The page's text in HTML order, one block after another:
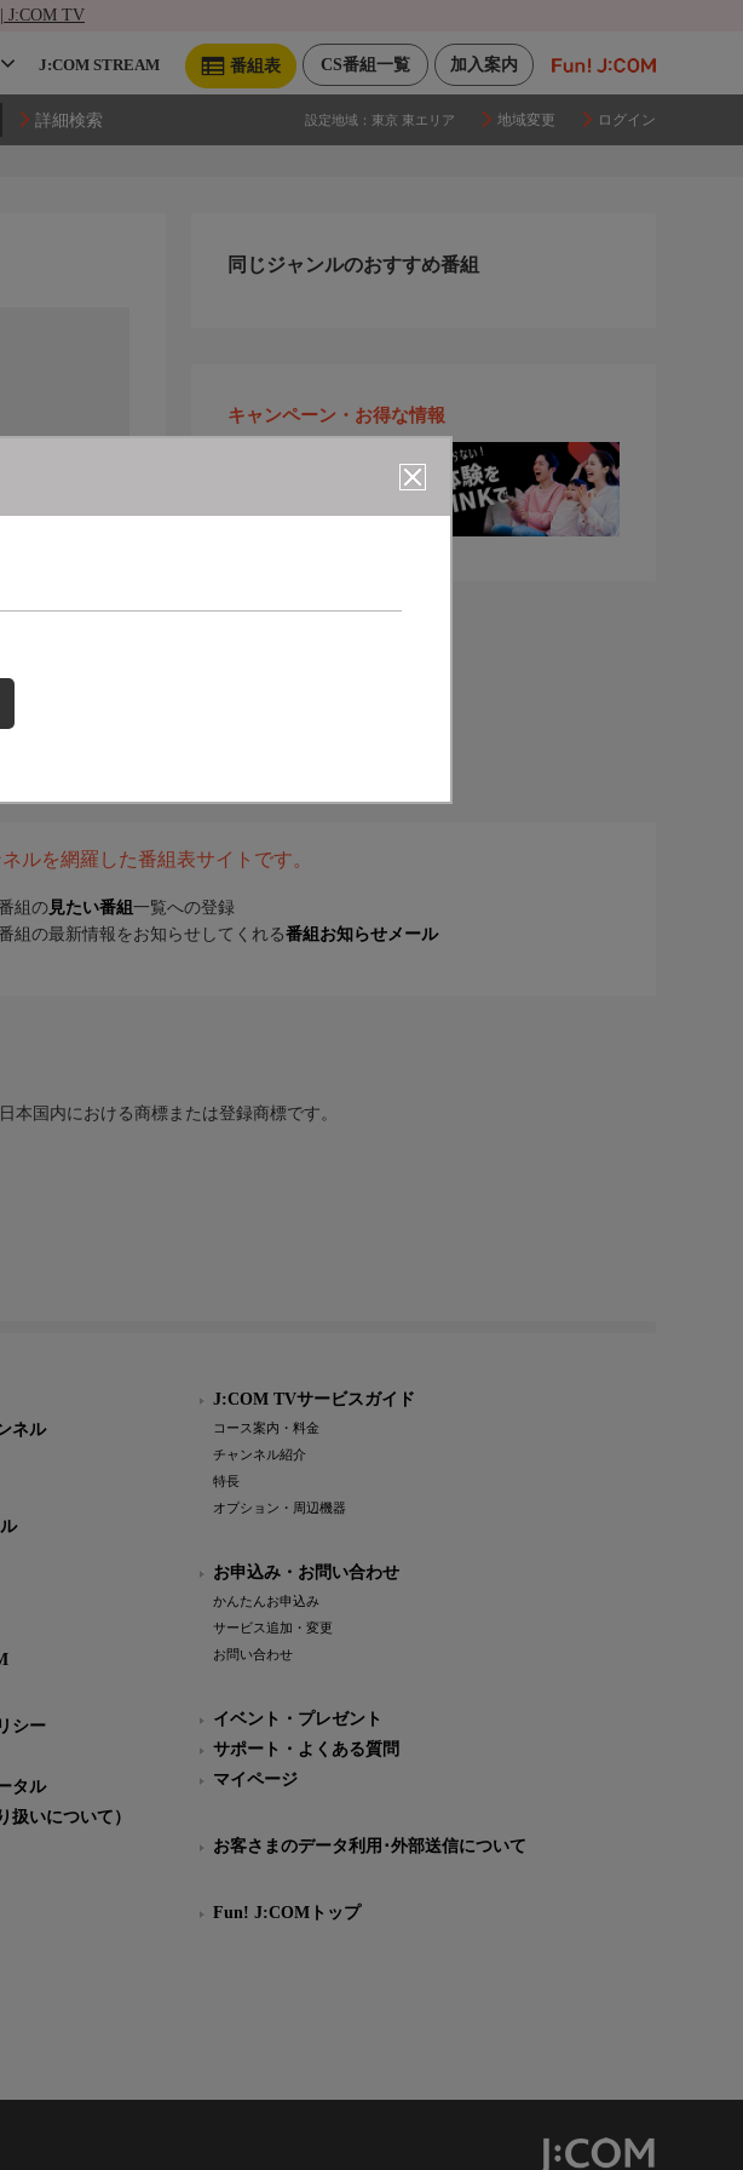
J:COM TV
加入案内
CS番組一覧
番組表
J:COM STREAM
詳細検索 設定地域： 東京 東エリア 地域変更 ログイン
同じジャンルのおすすめ番組
キャンペーン・お得な情報
ルを網羅した番組表サイトです。
組の 見たい番組 一覧への登録
組の最新情報をお知らせしてくれる番組お知らせメール
本国内における商標または登録商標です。
ネル
シー
タル
扱いについて）
J:COM TVサービスガイド
コース案内・料金
チャンネル紹介
特長
オプション・周辺機器
お申込み・お問い合わせ
かんたんお申込み
サービス追加・変更
お問い合わせ
イベント・プレゼント
サポート・よくある質問
マイページ
お客さまのデータ利用･外部送信について
Fun! J:COMトップ